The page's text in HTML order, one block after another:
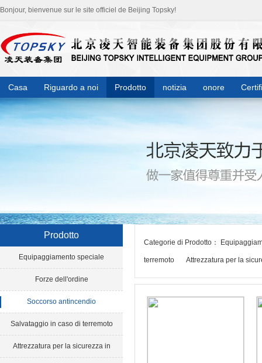
Bonjour, bienvenue sur le site officiel de Beijing Topsky!
Casa Riguardo a noi Prodotto notizia onore
Prodotto
Equipaggiamento speciale
Forze dell'ordine
Soccorso antincendio
Salvataggio in caso di terremoto
Attrezzatura per la sicurezza in
Categorie di Prodotto：
terremoto Attrezzatura per la